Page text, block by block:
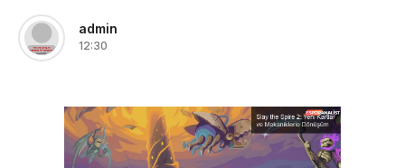
admin
12:30